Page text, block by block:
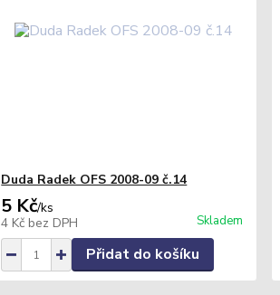
Duda Radek OFS 2008-09 č.14
5 Kč/ks
4 Kč bez DPH Skladem
Přidat do košíku